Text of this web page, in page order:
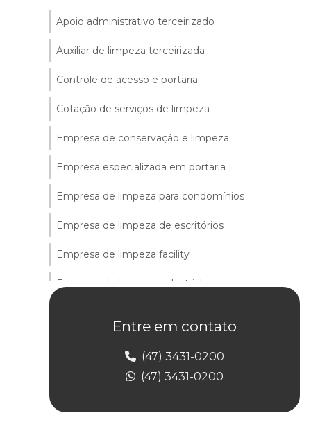
Apoio administrativo terceirizado
Auxiliar de limpeza terceirizada
Controle de acesso e portaria
Cotação de serviços de limpeza
Empresa de conservação e limpeza
Empresa especializada em portaria
Empresa de limpeza para condomínios
Empresa de limpeza de escritórios
Empresa de limpeza facility
Empresa de limpeza industrial
Empresa de limpeza de prédios
Entre em contato
(47) 3431-0200
(47) 3431-0200